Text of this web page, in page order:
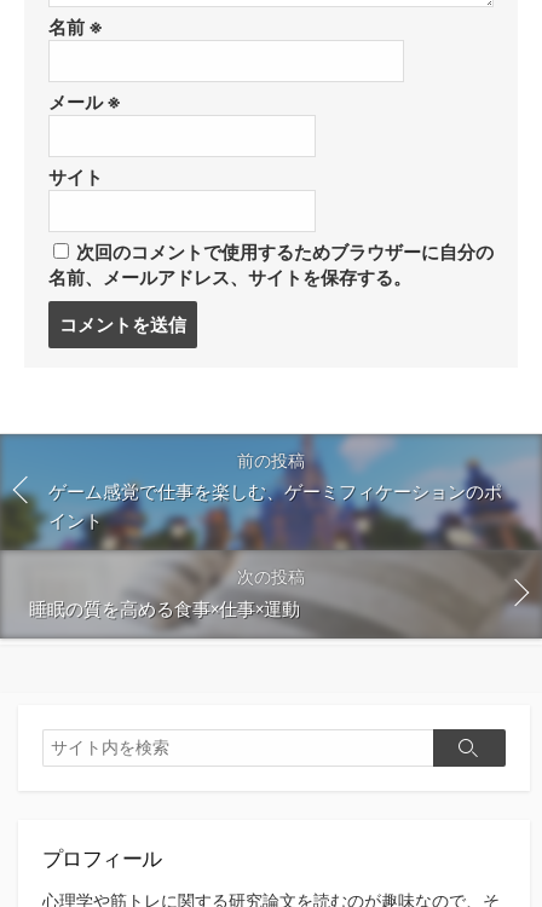
名前 ※
メール※
サイト
次回のコメントで使用するためブラウザーに自分の
名前、メールアドレス、サイトを保存する。
る
前の投稿
ゲーム感覚で仕事を楽しむ、ゲーミフィケーションのポ
イント
次の投稿
睡眠の質を高める食事×仕事×運動
検
索
検
プロフィール
心理学や筋トレに関する研究論文を読むのが趣味なので、そ